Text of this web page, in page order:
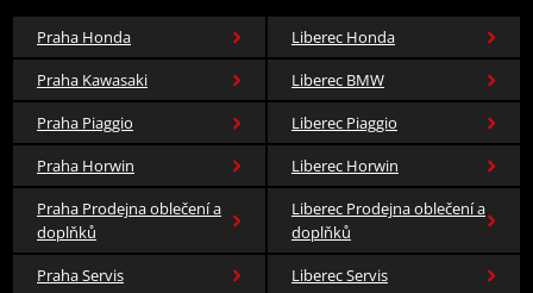
Praha Honda
Liberec Honda
Praha Kawasaki
Liberec BMW
Praha Piaggio
Liberec Piaggio
Praha Horwin
Liberec Horwin
Praha Prodejna oblečení a
doplňků
Liberec Prodejna oblečení a
doplňků
Praha Servis
Liberec Servis